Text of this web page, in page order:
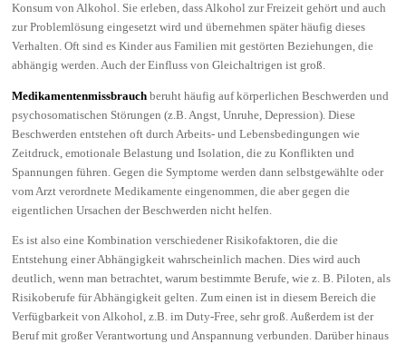
Konsum von Alkohol. Sie erleben, dass Alkohol zur Freizeit gehört und auch
zur Problemlösung eingesetzt wird und übernehmen später häufig dieses
Verhalten. Oft sind es Kinder aus Familien mit gestörten Beziehungen, die
abhängig werden. Auch der Einfluss von Gleichaltrigen ist groß.
Medikamentenmissbrauchberuht häufig auf körperlichen Beschwerden und
psychosomatischen Störungen (z.B. Angst, Unruhe, Depression). Diese
Beschwerden entstehen oft durch Arbeits- und Lebensbedingungen wie
Zeitdruck, emotionale Belastung und Isolation, die zu Konflikten und
Spannungen führen. Gegen die Symptome werden dann selbstgewählte oder
vom Arzt verordnete Medikamente eingenommen, die aber gegen die
eigentlichen Ursachen der Beschwerden nicht helfen.
Es ist also eine Kombination verschiedener Risikofaktoren, die die
Entstehung einer Abhängigkeit wahrscheinlich machen. Dies wird auch
deutlich, wenn man betrachtet, warum bestimmte Berufe, wie z. B. Piloten, als
Risikoberufe für Abhängigkeit gelten. Zum einen ist in diesem Bereich die
Verfügbarkeit von Alkohol, z.B. im Duty-Free, sehr groß. Außerdem ist der
Beruf mit großer Verantwortung und Anspannung verbunden. Darüber hinaus